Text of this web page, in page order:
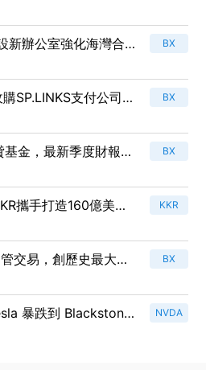
新辦公室強化海灣合
BX
SP.LINKS支付公司，
市場！
BX
金，最新季度財報揭
BX
攜手打造160億美元
KKR
交易，創歷史最大外
BX
暴跌到 Blackstone
金融」版圖
NVDA